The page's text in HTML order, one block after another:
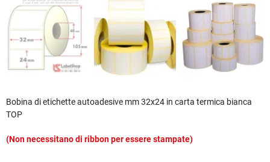
Bobina di etichette autoadesive mm 32x24 in carta termica bianca
TOP
(Non necessitano di ribbon per essere stampate)